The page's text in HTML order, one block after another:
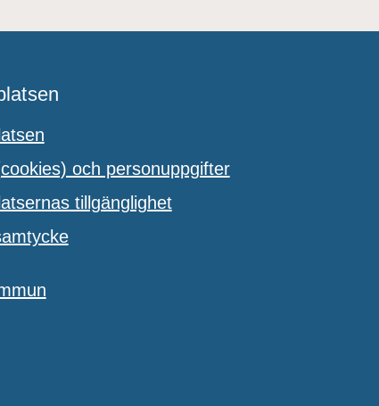
och personuppgifter
tillgänglighet